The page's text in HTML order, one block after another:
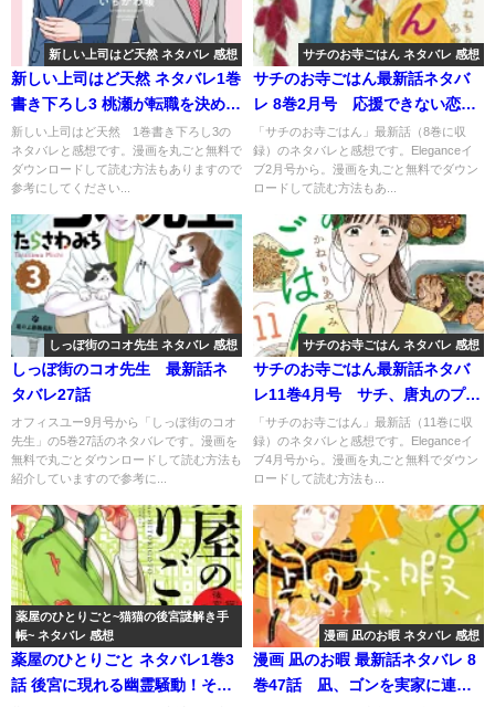
新しい上司はど天然 ネタバレ 感想
新しい上司はど天然 ネタバレ1巻
書き下ろし3 桃瀬が転職を決めた
理由。
新しい上司はど天然 1巻書き下ろし3の
ネタバレと感想です。漫画を丸ごと無料で
ダウンロードして読む方法もありますので
参考にしてください...
サチのお寺ごはん ネタバレ 感想
サチのお寺ごはん最新話ネタバ
レ 8巻2月号 応援できない恋の
行方
「サチのお寺ごはん」最新話（8巻に収
録）のネタバレと感想です。Eleganceイ
ブ2月号から。漫画を丸ごと無料でダウン
ロードして読む方法もあ...
しっぽ街のコオ先生 ネタバレ 感想
しっぽ街のコオ先生 最新話ネ
タバレ27話
オフィスユー9月号から「しっぽ街のコオ
先生」の5巻27話のネタバレです。漫画を
無料で丸ごとダウンロードして読む方法も
紹介していますので参考に...
サチのお寺ごはん ネタバレ 感想
サチのお寺ごはん最新話ネタバ
レ11巻4月号 サチ、唐丸のプロ
ポーズをお断り！？
「サチのお寺ごはん」最新話（11巻に収
録）のネタバレと感想です。Eleganceイ
ブ4月号から。漫画を丸ごと無料でダウン
ロードして読む方法も...
薬屋のひとりごと~猫猫の後宮謎解き手
帳~ ネタバレ 感想
薬屋のひとりごと ネタバレ1巻3
話 後宮に現れる幽霊騒動！その
漫画 凪のお暇 ネタバレ 感想
漫画 凪のお暇 最新話ネタバレ 8
巻47話 凪、ゴンを実家に連れ